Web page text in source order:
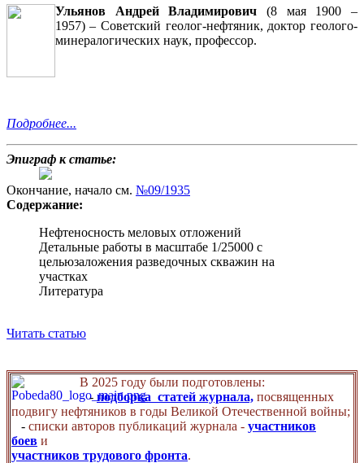
Ульянов Андрей Владимирович (8 мая 1900 –
1957) – Советский геолог-нефтяник, доктор геолого-
минералогических наук, профессор.
Подробнее...
Эпиграф к статье:
Окончание, начало см. №09/1935
Содержание:
Нефтеносность меловых отложений
Детальные работы в масштабе 1/25000 с
цельюзаложения разведочных скважин на
участках
Литература
Читать статью
В 2025 году были подготовлены:
- подборка статей журнала, посвященных
подвигу нефтяников в годы Великой Отечественной войны;
- списки авторов публикаций журнала - участников
боев и
участников трудового фронта.